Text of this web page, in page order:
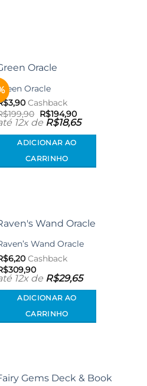
desejos
Oracle
3,90Cashback
199,90 O
preço
original
era:
R$199,90.
R$194,90O
preço
é:
R$194,90.
12x de R$18,65
ADICIONAR AO
CARRINHO
Adicionar
Wand Oracle
6,20Cashback
309,90
12x de R$29,65
ADICIONAR AO
CARRINHO